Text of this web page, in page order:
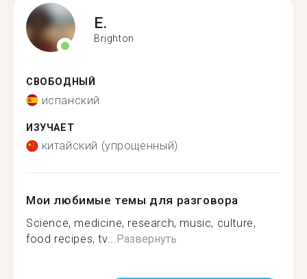
E.
Brighton
СВОБОДНЫЙ
испанский
ИЗУЧАЕТ
китайский (упрощенный)
Мои любимые темы для разговора
Science, medicine, research, music, culture,
food recipes, tv...Развернуть